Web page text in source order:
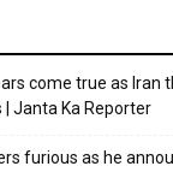
come true as Iran
Janta Ka Reporter
furious as he